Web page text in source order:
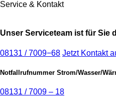
Service & Kontakt
Unser Serviceteam ist für Sie
08131 / 7009−68 Jetzt Kontakt
Notfallrufnummer Strom/Wasser/
08131 / 7009 – 18